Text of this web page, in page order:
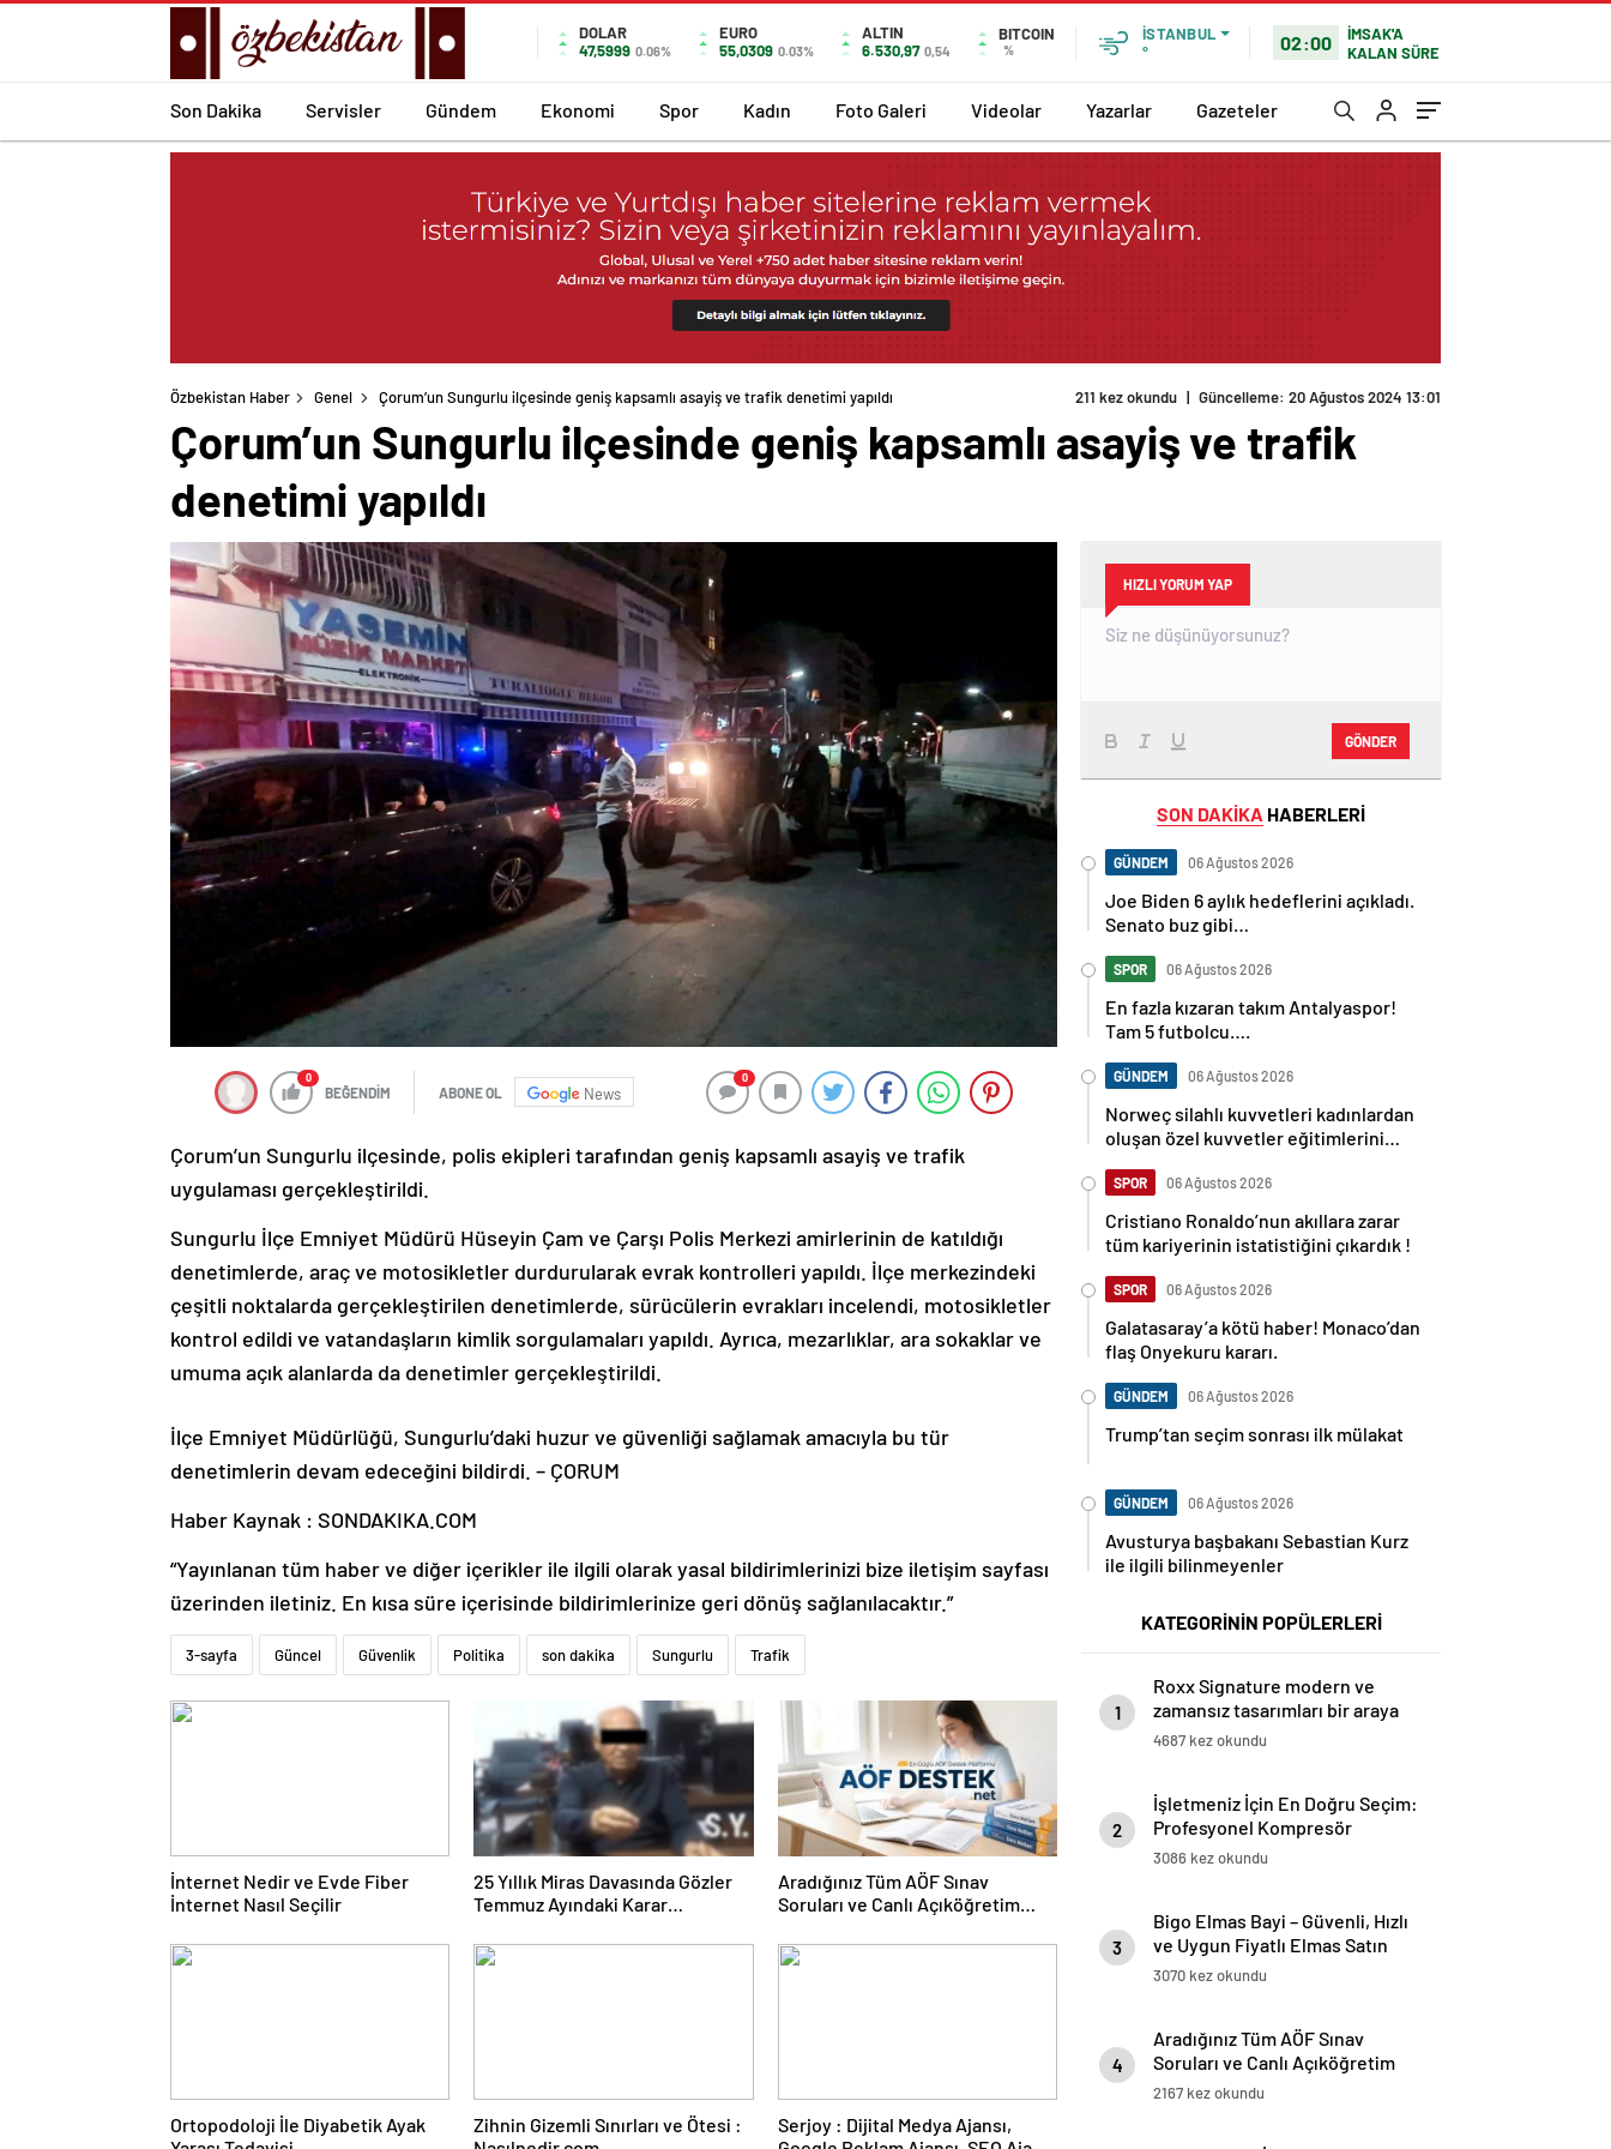
DOLAR
47,5999 0.06%
EURO
55,0309 0.03%
ALTIN
6.530,97 0,54
BITCOIN
%
İSTANBUL
°
02:00
İMSAK'A
KALAN SÜRE
Son Dakika Servisler Gündem Ekonomi Spor Kadın Foto Galeri Videolar Yazarlar Gazeteler
Özbekistan Haber Genel Çorum’un Sungurlu ilçesinde geniş kapsamlı asayiş ve trafik denetimi yapıldı 211 kez okundu | Güncelleme: 20 Ağustos 2024 13:01
Çorum’un Sungurlu ilçesinde geniş kapsamlı asayiş ve trafik
denetimi yapıldı
0
BEĞENDİM ABONE OL News
0
Çorum’un Sungurlu ilçesinde, polis ekipleri tarafından geniş kapsamlı asayiş ve trafik
uygulaması gerçekleştirildi.
Sungurlu İlçe Emniyet Müdürü Hüseyin Çam ve Çarşı Polis Merkezi amirlerinin de katıldığı
denetimlerde, araç ve motosikletler durdurularak evrak kontrolleri yapıldı. İlçe merkezindeki
çeşitli noktalarda gerçekleştirilen denetimlerde, sürücülerin evrakları incelendi, motosikletler
kontrol edildi ve vatandaşların kimlik sorgulamaları yapıldı. Ayrıca, mezarlıklar, ara sokaklar ve
umuma açık alanlarda da denetimler gerçekleştirildi.
İlçe Emniyet Müdürlüğü, Sungurlu’daki huzur ve güvenliği sağlamak amacıyla bu tür
denetimlerin devam edeceğini bildirdi. – ÇORUM
Haber Kaynak : SONDAKIKA.COM
“Yayınlanan tüm haber ve diğer içerikler ile ilgili olarak yasal bildirimlerinizi bize iletişim sayfası
üzerinden iletiniz. En kısa süre içerisinde bildirimlerinize geri dönüş sağlanılacaktır.”
3-sayfa Güncel Güvenlik Politika son dakika Sungurlu Trafik
İnternet Nedir ve Evde Fiber
İnternet Nasıl Seçilir
25 Yıllık Miras Davasında Gözler
Temmuz Ayındaki Karar
Aradığınız Tüm AÖF Sınav
Soruları ve Canlı Açıköğretim
Ortopodoloji İle Diyabetik Ayak
Zihnin Gizemli Sınırları ve Ötesi :
Serjoy : Dijital Medya Ajansı,
HIZLI YORUM YAP
GÖNDER
SON DAKİKA HABERLERİ
GÜNDEM 06 Ağustos 2026
Joe Biden 6 aylık hedeflerini açıkladı.
Senato buz gibi…
SPOR 06 Ağustos 2026
En fazla kızaran takım Antalyaspor!
Tam 5 futbolcu….
GÜNDEM 06 Ağustos 2026
Norweç silahlı kuvvetleri kadınlardan
oluşan özel kuvvetler eğitimlerini
SPOR 06 Ağustos 2026
Cristiano Ronaldo’nun akıllara zarar
tüm kariyerinin istatistiğini çıkardık !
SPOR 06 Ağustos 2026
Galatasaray’a kötü haber! Monaco’dan
flaş Onyekuru kararı.
GÜNDEM 06 Ağustos 2026
Trump’tan seçim sonrası ilk mülakat
GÜNDEM 06 Ağustos 2026
Avusturya başbakanı Sebastian Kurz
ile ilgili bilinmeyenler
KATEGORİNİN POPÜLERLERİ
1
Roxx Signature modern ve
zamansız tasarımları bir araya
getiriyor
4687 kez okundu
2
İşletmeniz İçin En Doğru Seçim:
Profesyonel Kompresör
Markaları Rehberi
3086 kez okundu
3
Bigo Elmas Bayi – Güvenli, Hızlı
ve Uygun Fiyatlı Elmas Satın
Almanın Yeni Adresi
3070 kez okundu
4
Aradığınız Tüm AÖF Sınav
Soruları ve Canlı Açıköğretim
Forumu Burada
2167 kez okundu